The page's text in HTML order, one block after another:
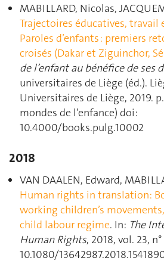
MABILLARD, Nicolas,
Trajectoires éducatives, travail
Paroles d’enfants : premiers
croisés (Dakar et Ziguinchor,
de l’enfant au bénéfice de ses
universitaires de Liège (éd.).
Universitaires de Liège, 2019.
mondes de l’enfance) doi:
10.4000/books.pulg.10002
2018
VAN DAALEN, Edward,
Human rights in translation:
working children’s
child labour regime. In: The
Human Rights, 2018, vol. 23,
10.1080/